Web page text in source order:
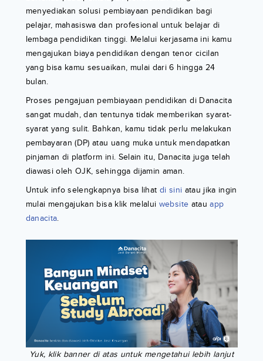
menyediakan solusi pembiayaan pendidikan bagi
pelajar, mahasiswa dan profesional untuk belajar di
lembaga pendidikan tinggi. Melalui kerjasama ini kamu
mengajukan biaya pendidikan dengan tenor cicilan
yang bisa kamu sesuaikan, mulai dari 6 hingga 24
bulan.
Proses pengajuan pembiayaan pendidikan di Danacita
sangat mudah, dan tentunya tidak memberikan syarat-
syarat yang sulit. Bahkan, kamu tidak perlu melakukan
pembayaran (DP) atau uang muka untuk mendapatkan
pinjaman di platform ini. Selain itu, Danacita juga telah
diawasi oleh OJK, sehingga dijamin aman.
Untuk info selengkapnya bisa lihat di sini atau jika ingin
mulai mengajukan bisa klik melalui website atau app
danacita.
Yuk, klik banner di atas untuk mengetahui lebih lanjut